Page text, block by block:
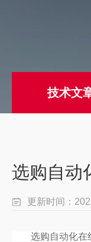
技术文
选购自动
更新时间：
选购自动化在线